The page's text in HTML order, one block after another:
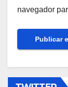
navegador